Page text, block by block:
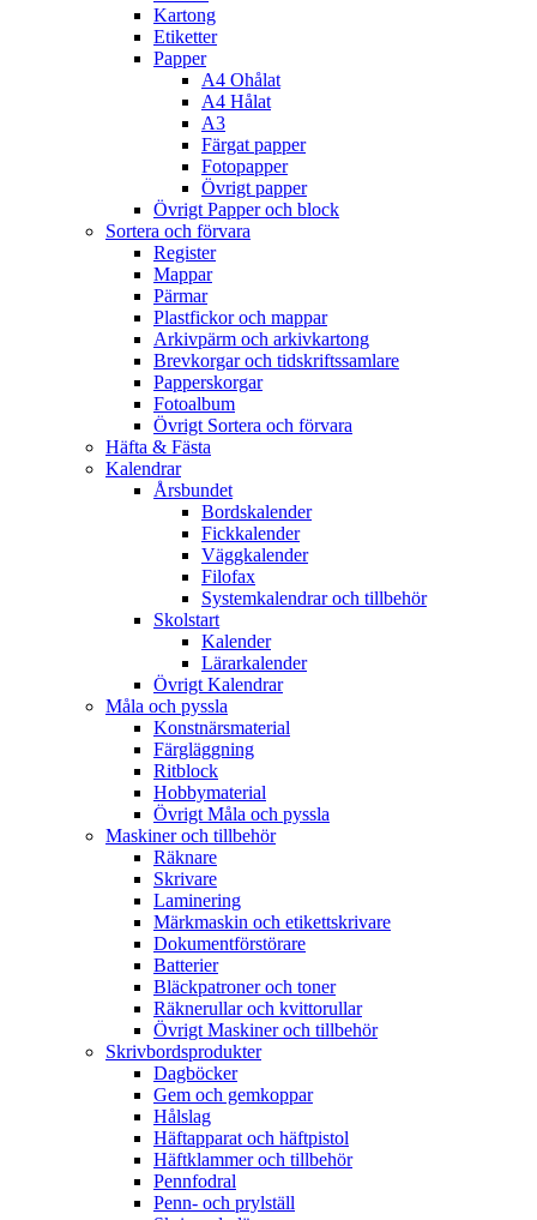
Kartong
Etiketter
Papper
A4 Ohålat
A4 Hålat
A3
Färgat papper
Fotopapper
Övrigt papper
Övrigt Papper och block
Sortera och förvara
Register
Mappar
Pärmar
Plastfickor och mappar
Arkivpärm och arkivkartong
Brevkorgar och tidskriftssamlare
Papperskorgar
Fotoalbum
Övrigt Sortera och förvara
Häfta & Fästa
Kalendrar
Årsbundet
Bordskalender
Fickkalender
Väggkalender
Filofax
Systemkalendrar och tillbehör
Skolstart
Kalender
Lärarkalender
Övrigt Kalendrar
Måla och pyssla
Konstnärsmaterial
Färgläggning
Ritblock
Hobbymaterial
Övrigt Måla och pyssla
Maskiner och tillbehör
Räknare
Skrivare
Laminering
Märkmaskin och etikettskrivare
Dokumentförstörare
Batterier
Bläckpatroner och toner
Räknerullar och kvittorullar
Övrigt Maskiner och tillbehör
Skrivbordsprodukter
Dagböcker
Gem och gemkoppar
Hålslag
Häftapparat och häftpistol
Häftklammer och tillbehör
Pennfodral
Penn- och prylställ